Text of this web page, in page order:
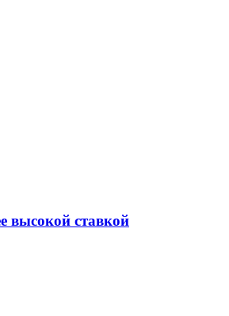
высокой ставкой